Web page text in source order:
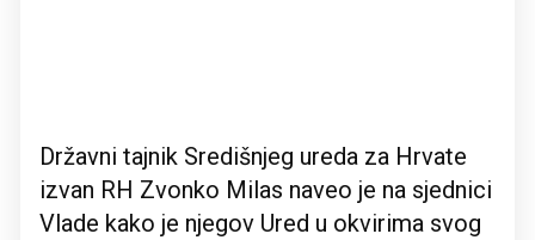
Državni tajnik Središnjeg ureda za Hrvate
izvan RH Zvonko Milas naveo je na sjednici
Vlade kako je njegov Ured u okvirima svog